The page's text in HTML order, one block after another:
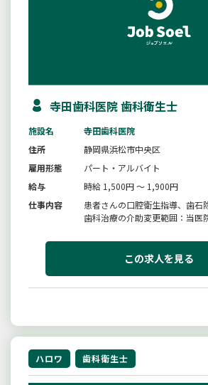
寺田歯科医院 歯科衛生士
施設名
寺田歯科医院
住所
静岡県浜松市中央区
雇用形態
パート・アルバイト
給与
時給 1,500円 ～ 1,900円
仕事内容
患者さんの口腔衛生指導、歯石
歯科治療の介助変更範囲：当医
この求人を見る
ハロワ 歯科衛生士